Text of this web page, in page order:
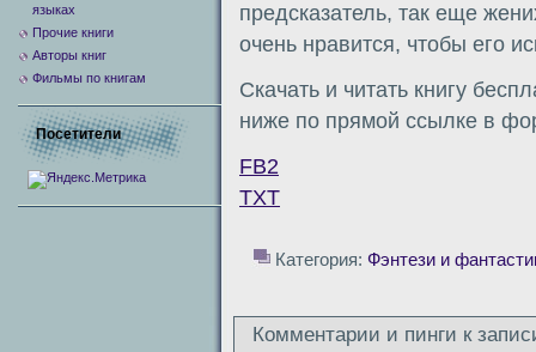
предсказатель, так еще
очень нравится, чтобы его
Скачать и читать книгу
ниже по прямой ссылке в
FB2
TXT
Категория: Фэнтези и
Комментарии и пинги к
языках
Прочие книги
Авторы книг
Фильмы по книгам
Посетители